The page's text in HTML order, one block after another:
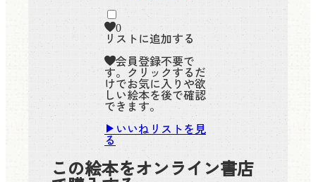
0
リストに追加する
会員登録不要で
す。クリックするだ
けでお気に入りや欲
しい絵本を後で確認
できます。
いいねリストを見
る
この絵本をオンライン書店